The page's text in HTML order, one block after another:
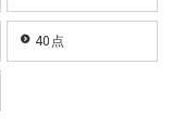
40点